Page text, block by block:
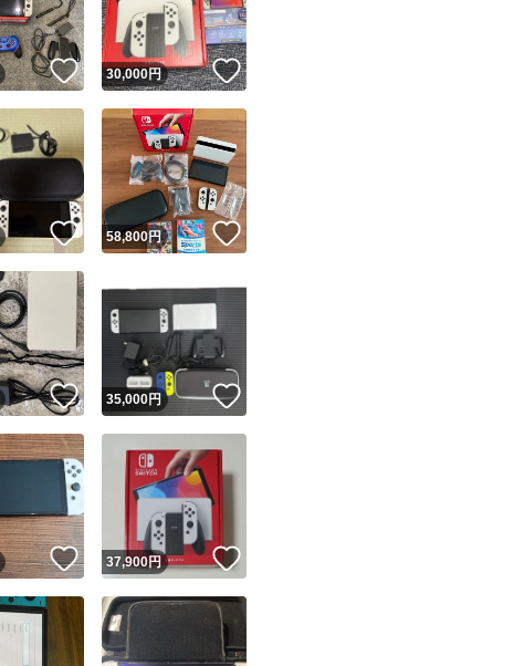
いいね！
30,000円 いいね！
いいね！
58,800円 いいね！
いいね！
35,000円
いいね！
37,900円